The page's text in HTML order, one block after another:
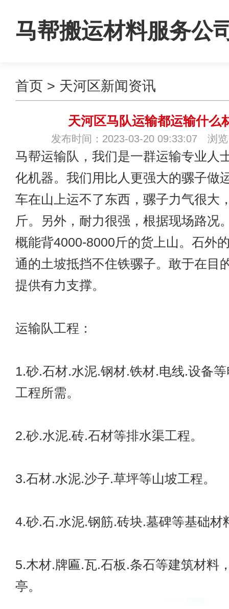
马帮搬运材料服务公
首页 > 天河区新闻资讯
天河区马队运输都运输什么
发布时间：2023-03-20 09:33:07 浏览
马帮运输队 ，我们是一群运输专业人
化机器。我们用比人更强大的骡子做
车在山上运不了东西，骡子力气很大
斤。另外，耐力很强，根据现场路况
概能背4000-8000斤的货上山。石外
通的土坡抵挡不住铁骡子。敢于在目
提供有力支撑。
运输队工程：
1.砂.石材.水泥.钢材.铁材.电线.设备
工程所需。
2.砂.水泥.砖.石材等排水渠工程。
3.石材.水泥.沙子.草坪等山坡工程。
4.砂.石.水泥.钢筋.砖块.墓碑等基础材
5.木材.牌匾.瓦.石板.条石等建筑材料
亭。